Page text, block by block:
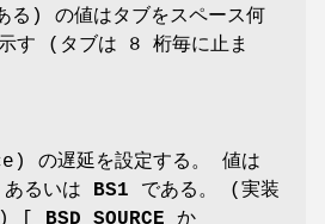
る) の値はタブをスペース何
す (タブは 8 桁毎に止ま
の遅延を設定する。 値は
るいは BS1 である。 (実装
) [
_BSD_SOURCE か